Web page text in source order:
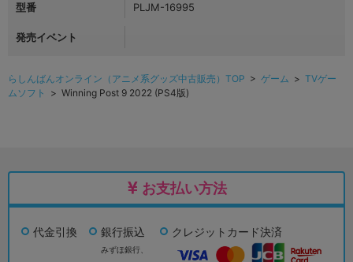
型番 PLJM-16995
発売イベント
らしんばんオンライン（アニメ系グッズ中古販売）TOP > ゲーム > TVゲー
ムソフト
> Winning Post 9 2022 (PS4版)
お支払い方法
代金引換 銀行振込
みずほ銀行、
クレジットカード決済